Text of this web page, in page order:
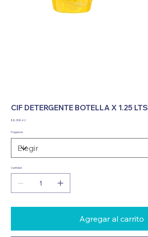
CIF DETERGENTE BOTELLA X 1.25 LTS
Precio
$ 8.398,42
Fragancia
Cantidad
Agregar al carrito